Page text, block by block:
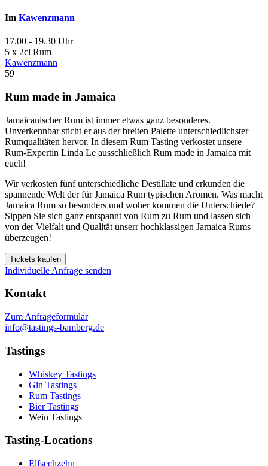
Im Kawenzmann
17.00 - 19.30 Uhr
5 x 2cl Rum
Kawenzmann
59
Rum made in Jamaica
Jamaicanischer Rum ist immer etwas ganz besonderes.
Unverkennbar sticht er aus der breiten Palette unterschiedlichster
Rumqualitäten hervor. In diesem Rum Tasting verkostet unsere
Rum-Expertin Linda Le ausschließlich Rum made in Jamaica mit
euch!
Wir verkosten fünf unterschiedliche Destillate und erkunden die
spannende Welt der für Jamaica Rum typischen Aromen. Was macht
Jamaica Rum so besonders und woher kommen die Unterschiede?
Sippen Sie sich ganz entspannt von Rum zu Rum und lassen sich
von der Vielfalt und Qualität unserr hochklassigen Jamaica Rums
überzeugen!
Tickets kaufen
Individuelle Anfrage senden
Kontakt
Zum Anfrageformular
info@tastings-bamberg.de
Tastings
Whiskey Tastings
Gin Tastings
Rum Tastings
Bier Tastings
Wein Tastings
Tasting-Locations
Elfsechzehn